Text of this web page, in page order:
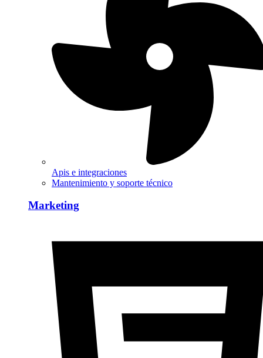
Apis e integraciones
Mantenimiento y soporte técnico
Marketing